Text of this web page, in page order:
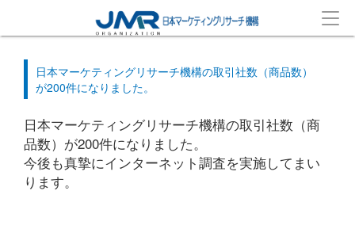
日本マーケティングリサーチ機構の取引社数（商品数）
が200件になりました。
日本マーケティングリサーチ機構の取引社数（商
品数）が200件になりました。
今後も真摯にインターネット調査を実施してまい
ります。